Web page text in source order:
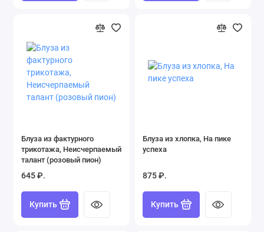
Блуза из фактурного
трикотажа, Неисчерпаемый
талант (розовый пион)
645 ₽.
Купить
Блуза из хлопка, На пике
успеха
875 ₽.
Купить